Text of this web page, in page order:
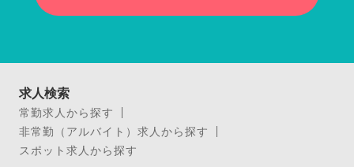
求人検索
常勤求人から探す
非常勤（アルバイト）求人から探す
スポット求人から探す